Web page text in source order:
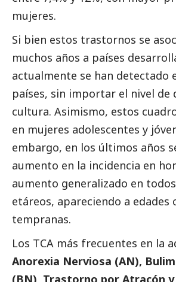
mujeres.
Si bien estos trastornos se
muchos años a países
actualmente se han detectado
países, sin importar el nivel de
cultura. Asimismo, estos
en mujeres adolescentes y
embargo, en los últimos años
aumento en la incidencia en
aumento generalizado en
etáreos, apareciendo a edades
tempranas.
Los TCA más frecuentes en la
Anorexia Nerviosa (AN),